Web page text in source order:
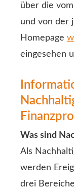
über die
und von der
Homepage
eingesehen
Was sind
Als
werden
drei